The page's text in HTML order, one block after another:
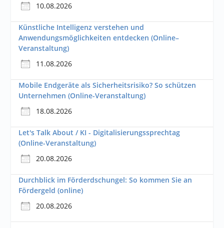
10.08.2026
Künstliche Intelligenz verstehen und
Anwendungsmöglichkeiten entdecken (Online–
Veranstaltung)
11.08.2026
Mobile Endgeräte als Sicherheitsrisiko? So schützen
Unternehmen (Online-Veranstaltung)
18.08.2026
Let's Talk About / KI - Digitalisierungssprechtag
(Online-Veranstaltung)
20.08.2026
Durchblick im Förderdschungel: So kommen Sie an
Fördergeld (online)
20.08.2026